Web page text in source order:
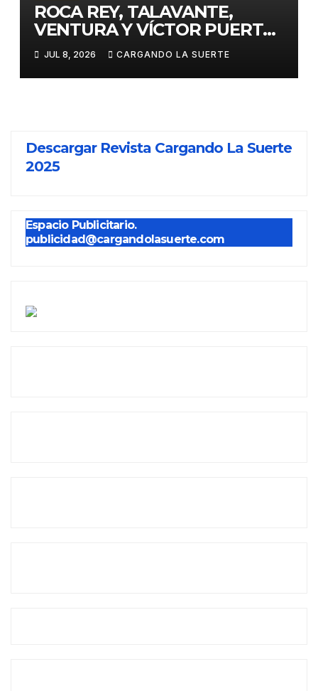
ROCA REY, TALAVANTE,
VENTURA Y VÍCTOR PUERTO,
EJES DE LA FERIA TAURINA
VIRGEN DEL PRADO 2026
JUL 8, 2026 CARGANDO LA SUERTE
Descargar Revista Cargando La Suerte
2025
Espacio Publicitario.
publicidad@cargandolasuerte.com